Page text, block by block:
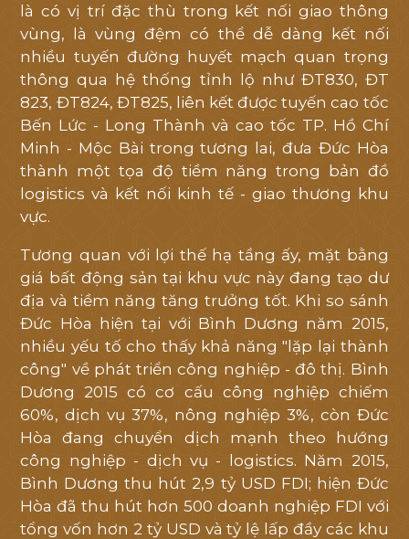
là có vị trí đặc thù trong kết nối giao thông
vùng, là vùng đệm có thể dễ dàng kết nối
nhiều tuyến đường huyết mạch quan trọng
thông qua hệ thống tỉnh lộ như ĐT830, ĐT
823, ĐT824, ĐT825, liên kết được tuyến cao tốc
Bến Lức - Long Thành và cao tốc TP. Hồ Chí
Minh - Mộc Bài trong tương lai, đưa Đức Hòa
thành một tọa độ tiềm năng trong bản đồ
logistics và kết nối kinh tế - giao thương khu
vực.
Tương quan với lợi thế hạ tầng ấy, mặt bằng
giá bất động sản tại khu vực này đang tạo dư
địa và tiềm năng tăng trưởng tốt. Khi so sánh
Đức Hòa hiện tại với Bình Dương năm 2015,
nhiều yếu tố cho thấy khả năng "lặp lại thành
công" về phát triển công nghiệp - đô thị. Bình
Dương 2015 có cơ cấu công nghiệp chiếm
60%, dịch vụ 37%, nông nghiệp 3%, còn Đức
Hòa đang chuyển dịch mạnh theo hướng
công nghiệp - dịch vụ - logistics. Năm 2015,
Bình Dương thu hút 2,9 tỷ USD FDI; hiện Đức
Hòa đã thu hút hơn 500 doanh nghiệp FDI với
tổng vốn hơn 2 tỷ USD và tỷ lệ lấp đầy các khu